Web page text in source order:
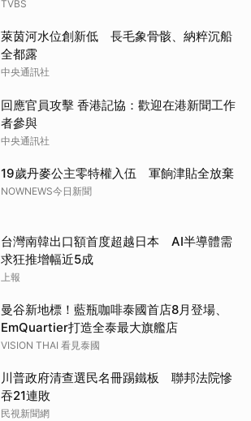
TVBS
萊茵河水位創新低 長毛象骨骸、納粹沉船
全都露
中央通訊社
回應官員攻擊 香港記協：歡迎在港新聞工作
者參與
中央通訊社
19歲丹麥公主零特權入伍 軍餉津貼全放棄
NOWNEWS今日新聞
台灣南韓出口額首度超越日本 AI半導體需
求狂推增幅近5成
上報
曼谷新地標！藍瓶咖啡泰國首店8月登場、
EmQuartier打造全泰最大旗艦店
VISION THAI 看見泰國
川普政府清查選民名冊踢鐵板 聯邦法院慘
吞21連敗
民視新聞網